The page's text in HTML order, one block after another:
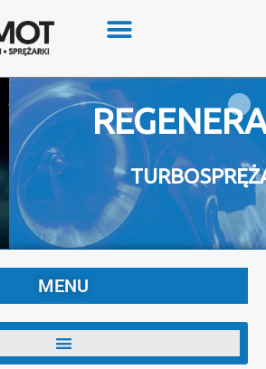
TURBOSPRĘŻAREK
MENU